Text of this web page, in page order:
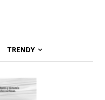
TRENDY